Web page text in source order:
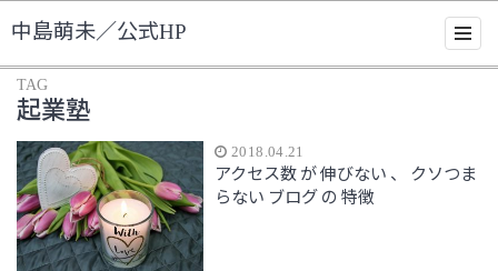
中島萌未／公式HP
TAG
起業塾
2018.04.21
アクセス数 が 伸びない 、 クソつま
らない ブログ の 特徴